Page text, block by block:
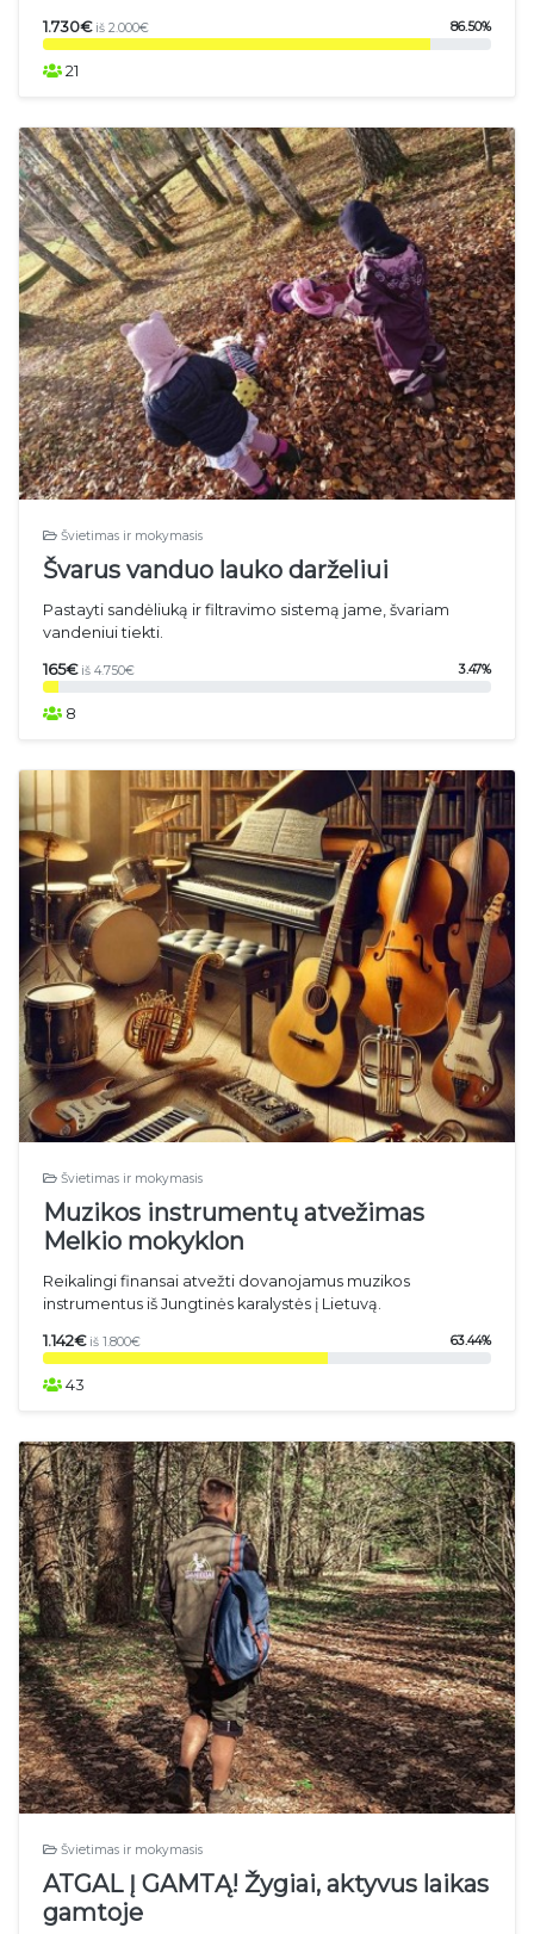
1.730€ iš 2.000€ 86.50%
21
Švietimas ir mokymasis
Švarus vanduo lauko darželiui
Pastayti sandėliuką ir filtravimo sistemą jame, švariam
vandeniui tiekti.
165€ iš 4.750€ 3.47%
8
Švietimas ir mokymasis
Muzikos instrumentų atvežimas
Melkio mokyklon
Reikalingi finansai atvežti dovanojamus muzikos
instrumentus iš Jungtinės karalystės į Lietuvą.
1.142€ iš 1.800€ 63.44%
43
Švietimas ir mokymasis
ATGAL Į GAMTĄ! Žygiai, aktyvus laikas
gamtoje